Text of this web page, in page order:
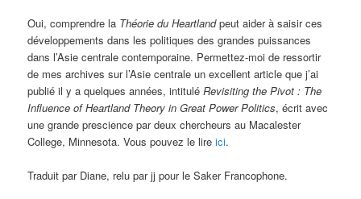
Oui, comprendre la Théorie du Heartlandpeut aider à saisir ces
développements dans les politiques des grandes puissances
dans l’Asie centrale contemporaine. Permettez-moi de ressortir
de mes archives sur l’Asie centrale un excellent article que j’ai
publié il y a quelques années, intituléRevisiting the Pivot : The
Influence of Heartland Theory in Great Power Politics, écrit avec
une grande prescience par deux chercheurs au Macalester
College, Minnesota. Vous pouvez le lireici.
Traduit par Diane, relu par jj pour le Saker Francophone.